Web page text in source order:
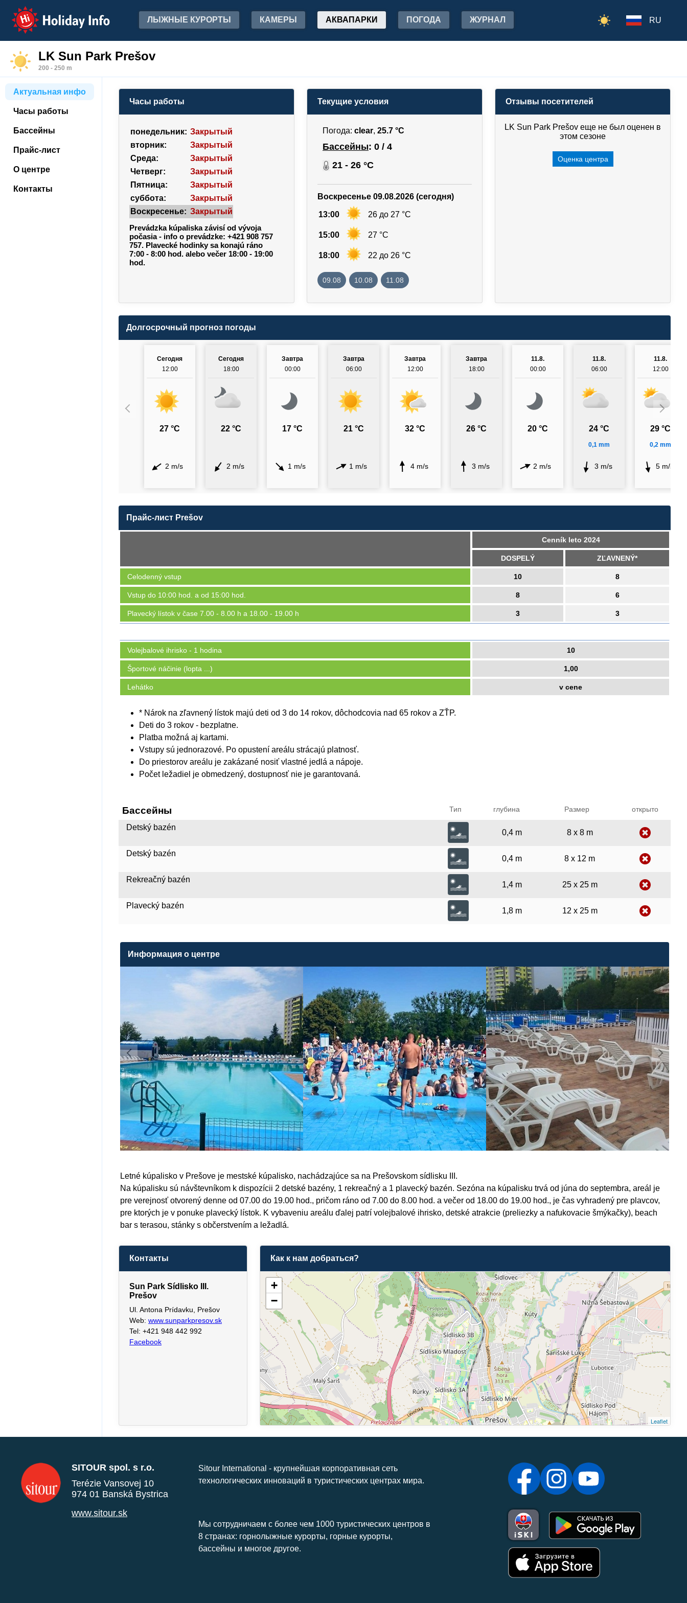
Holiday Info ЛЫЖНЫЕ КУРОРТЫ КАМЕРЫ АКВАПАРКИ ПОГОДА ЖУРНАЛ RU
LK Sun Park Prešov
200 - 250 m
Актуальная инфо
Часы работы
Бассейны
Прайс-лист
О центре
Контакты
Часы работы
понедельник: Закрытый
вторник:
Закрытый
Среда:
Закрытый
Четверг:
Закрытый
Пятница:
Закрытый
суббота:
Закрытый
Воскресенье: Закрытый
Prevádzka kúpaliska závisí od vývoja
počasia - info o prevádzke: +421 908 757
757. Plavecké hodinky sa konajú ráno
7:00 - 8:00 hod. alebo večer 18:00 - 19:00
hod.
Текущие условия
Погода: clear, 25.7 °C
Бассейны: 0 / 4
21 - 26 °C
Воскресенье 09.08.2026 (сегодня)
13:00 26 до 27 °C
15:00 27 °C
18:00 22 до 26 °C
09.08 10.08 11.08
Отзывы посетителей
LK Sun Park Prešov еще не был оценен в
этом сезоне
Оценка центра
Долгосрочный прогноз погоды
Сегодня
12:00
27 °C
2 m/s
Сегодня
18:00
22 °C
2 m/s
Завтра
00:00
17 °C
1 m/s
Завтра
06:00
21 °C
1 m/s
Завтра
12:00
32 °C
4 m/s
Завтра
18:00
26 °C
3 m/s
11.8.
00:00
20 °C
2 m/s
11.8.
06:00
24 °C
0,1 mm
3 m/s
11.8.
12:00
29 °C
0,2 mm
5 m/s
Прайс-лист Prešov
Cenník leto 2024
DOSPELÝ ZĽAVNENÝ*
Celodenný vstup 10 8
Vstup do 10:00 hod. a od 15:00 hod. 8 6
Plavecký lístok v čase 7.00 - 8.00 h a 18.00 - 19.00 h 3 3
Volejbalové ihrisko - 1 hodina 10
Športové náčinie (lopta ...) 1,00
Lehátko v cene
* Nárok na zľavnený lístok majú deti od 3 do 14 rokov, dôchodcovia nad 65 rokov a ZŤP.
Deti do 3 rokov - bezplatne.
Platba možná aj kartami.
Vstupy sú jednorazové. Po opustení areálu strácajú platnosť.
Do priestorov areálu je zakázané nosiť vlastné jedlá a nápoje.
Počet ležadiel je obmedzený, dostupnosť nie je garantovaná.
Бассейны Тип глубина Размер открыто
Detský bazén
0,4 m 8 x 8 m
Detský bazén
0,4 m 8 x 12 m
Rekreačný bazén
1,4 m 25 x 25 m
Plavecký bazén
1,8 m 12 x 25 m
Информация о центре
Letné kúpalisko v Prešove je mestské kúpalisko, nachádzajúce sa na Prešovskom sídlisku III.
Na kúpalisku sú návštevníkom k dispozícii 2 detské bazény, 1 rekreačný a 1 plavecký bazén. Sezóna na kúpalisku trvá od júna do septembra, areál je
pre verejnosť otvorený denne od 07.00 do 19.00 hod., pričom ráno od 7.00 do 8.00 hod. a večer od 18.00 do 19.00 hod., je čas vyhradený pre plavcov,
pre ktorých je v ponuke plavecký lístok. K vybaveniu areálu ďalej patrí volejbalové ihrisko, detské atrakcie (preliezky a nafukovacie šmýkačky), beach
bar s terasou, stánky s občerstvením a ležadlá.
Контакты
Sun Park Sídlisko III.
Prešov
Ul. Antona Prídavku, Prešov
Web: www.sunparkpresov.sk
Tel: +421 948 442 992
Facebook
Как к нам добраться?
+
−
Leaflet
SITOUR spol. s r.o.
Terézie Vansovej 10
974 01 Banská Bystrica
www.sitour.sk
Sitour International - крупнейшая корпоративная сеть
технологических инноваций в туристических центрах мира.
Мы сотрудничаем с более чем 1000 туристических центров в
8 странах: горнолыжные курорты, горные курорты,
бассейны и многое другое.